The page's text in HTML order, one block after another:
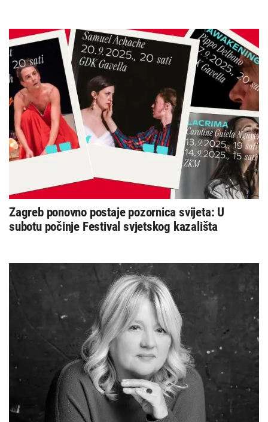
Zagreb ponovno postaje pozornica svijeta: U
subotu počinje Festival svjetskog kazališta